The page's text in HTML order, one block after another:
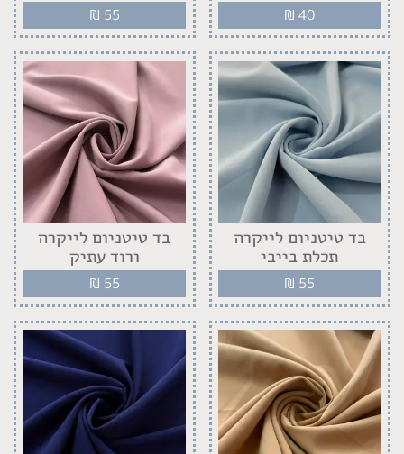
₪ 40
₪ 55
בד טיטניום לייקרה
תכלת בייבי
₪ 55
בד טיטניום לייקרה
ורוד עתיק
₪ 55